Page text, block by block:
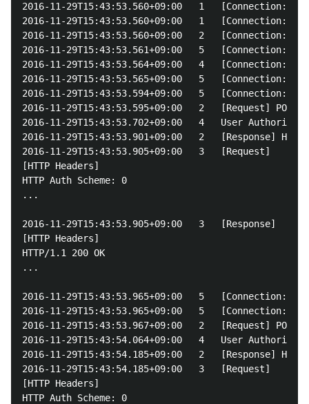
2016-11-29T15:43:53.560+09:00	1	[Connection: 26]	Opened Salesforce connection. Version: [15.0.6039.0]. Edition: [ Excel Add-In ].
2016-11-29T15:43:53.560+09:00	1	[Connection: 26]	Connection String: _userconnection="26";allornone="False";autocache="False";cachelocation="***";cachemetadata="False";callbackurl="http://localhost:33333";catalog="CData";firewalltype="NONE";initiateoauth="getandrefresh";logfile="***";loginurl="https://login.salesforce.com/services/Soap/c/33.0";oauthsessionexpiresin="900";offline="False";password="*****";proxyautodetect="True";readonly="False";schema="Salesforce";securitytoken="***";sessiontimeout="10";sslclientcertsubject="*";timeout="60";user="***";usesandbox="False";verbosity="1".
2016-11-29T15:43:53.560+09:00	2	[Connection: 26]	Executed query: [ SELECT  *  FROM [Account] LIMIT 10 ].
2016-11-29T15:43:53.561+09:00	5	[Connection: 26]	Retrieved 74 cached columns of the table Account.
2016-11-29T15:43:53.564+09:00	4	[Connection: 26]	Executed column schema query: [Account].Success: 74 results (4 ms)
2016-11-29T15:43:53.565+09:00	5	[Connection: 26]	Retrieved 74 cached columns of the table Account.
2016-11-29T15:43:53.594+09:00	5	[Connection: 26]	_persist_oauthaccesstoken: [], _persist_oauthaccesstokensecret: [*****], _persist_token_timestamp: [], _persist_oauthexpiresin: [], _persist_oauthrefreshtoken: []
2016-11-29T15:43:53.595+09:00	2	[Request] POST https://login.salesforce.com/services/Soap/c/33.0
2016-11-29T15:43:53.702+09:00	4	User Authorized SSL Cert: [TRUSTED] Server Cert: [LS0t...] Accepted: True
2016-11-29T15:43:53.901+09:00	2	[Response] HTTP/1.1 200 OK, 807 Bytes Transferred
2016-11-29T15:43:53.905+09:00	3	[Request]
[HTTP Headers]
HTTP Auth Scheme: 0
...
2016-11-29T15:43:53.905+09:00	3	[Response]
[HTTP Headers]
HTTP/1.1 200 OK
...
2016-11-29T15:43:53.965+09:00	5	[Connection: 26]	_persist_oauthaccesstoken: [], _persist_oauthaccesstokensecret: [*****], _persist_token_timestamp: [], _persist_oauthexpiresin: [], _persist_oauthrefreshtoken: []
2016-11-29T15:43:53.965+09:00	5	[Connection: 26]	Retrieved 74 cached columns of the table Account.
2016-11-29T15:43:53.967+09:00	2	[Request] POST https://ap.salesforce.com/services/Soap/c/33.0/00D10000000aTHc
2016-11-29T15:43:54.064+09:00	4	User Authorized SSL Cert: [] Server Cert: [LS0t...] Accepted: True
2016-11-29T15:43:54.185+09:00	2	[Response] HTTP/1.1 200 OK, 2565 Bytes Transferred
2016-11-29T15:43:54.185+09:00	3	[Request]
[HTTP Headers]
HTTP Auth Scheme: 0